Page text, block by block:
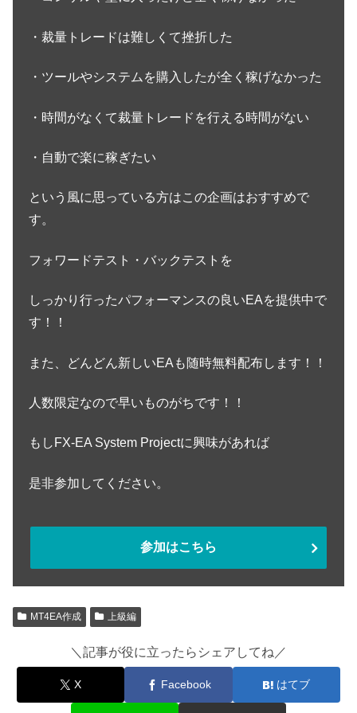
・裁量トレードは難しくて挫折した
・ツールやシステムを購入したが全く稼げなかった
・時間がなくて裁量トレードを行える時間がない
・自動で楽に稼ぎたい
という風に思っている方はこの企画はおすすめで
す。
フォワードテスト・バックテストを
しっかり行ったパフォーマンスの良いEAを提供中で
す！！
また、どんどん新しいEAも随時無料配布します！！
人数限定なので早いものがちです！！
もしFX-EA System Projectに興味があれば
是非参加してください。
参加はこちら
MT4EA作成 上級編
＼記事が役に立ったらシェアしてね／
X Facebook はてブ